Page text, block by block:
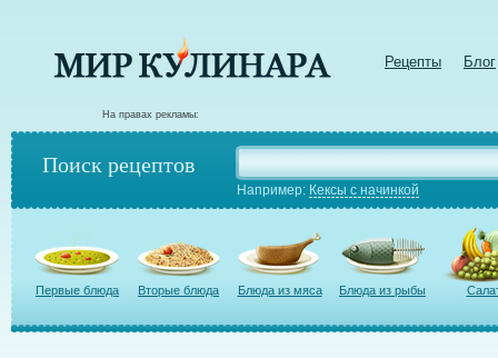
Рецепты Блог
На правах рекламы:
Поиск рецептов
Например: Кексы с начинкой
Первые блюда Вторые блюда Блюда из мяса Блюда из рыбы